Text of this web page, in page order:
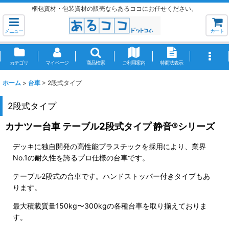
梱包資材・包装資材の販売ならあるココにお任せください。
メニュー カート
カテゴリ マイページ 商品検索 ご利用案内 特商法表示
ホーム > 台車 > 2段式タイプ
2段式タイプ
カナツー台車 テーブル2段式タイプ 静音®シリーズ
デッキに独自開発の高性能プラスチックを採用により、業界
No.1の耐久性を誇るプロ仕様の台車です。
テーブル2段式の台車です。ハンドストッパー付きタイプもあ
ります。
最大積載質量150kg〜300kgの各種台車を取り揃えておりま
す。